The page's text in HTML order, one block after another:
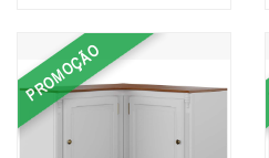
PROMOÇÃO